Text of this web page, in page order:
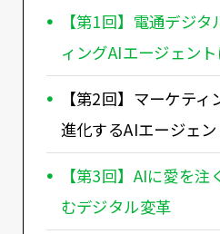
【第1回】電通デジ
ィングAIエージェン
【第2回】マーケティ
進化するAIエージェ
【第3回】AIに愛を
むデジタル変革